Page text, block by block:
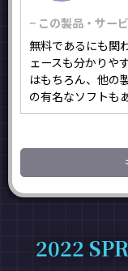
− この製品・サー
無料であるにも関
ェースも分かりや
はもちろん、他の
の有名なソフトも
2022